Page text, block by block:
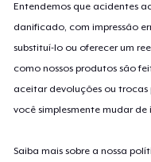
Entendemos que acidentes
danificado, com impressão
substituí-lo ou oferecer um
como nossos produtos são
aceitar devoluções ou trocas
você simplesmente mudar de
Saiba mais sobre a nossa